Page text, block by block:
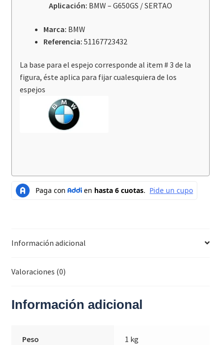
Aplicación: BMW – G650GS / SERTAO
Marca: BMW
Referencia: 51167723432
La base para el espejo corresponde al item # 3 de la
figura, éste aplica para fijar cualesquiera de los
espejos
Información adicional
Valoraciones (0)
Información adicional
Peso 1 kg